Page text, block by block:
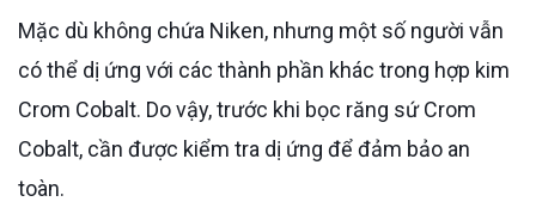
Mặc dù không chứa Niken, nhưng một số người vẫn
có thể dị ứng với các thành phần khác trong hợp kim
Crom Cobalt. Do vậy, trước khi bọc răng sứ Crom
Cobalt, cần được kiểm tra dị ứng để đảm bảo an
toàn.